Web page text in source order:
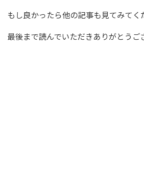
もし良かったら他の記事も見てみてく
最後まで読んでいただきありがとうご